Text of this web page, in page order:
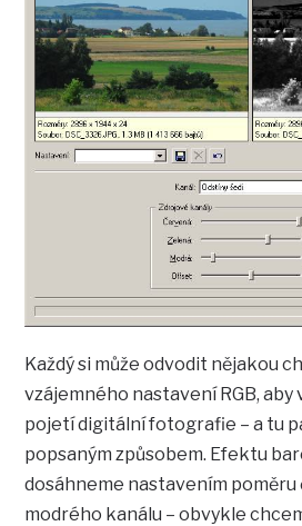
Každý si může odvodit nějakou
vzájemného nastavení RGB, aby
pojetí digitální fotografie – a tu
popsaným způsobem. Efektu
dosáhneme nastavením
modrého kanálu – obvykle